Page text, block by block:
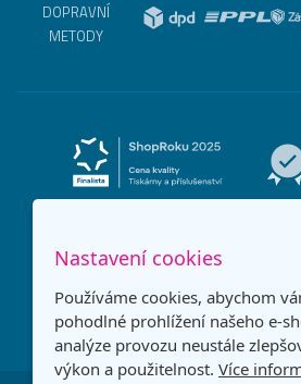
DOPRAVNÍ
METODY
Nastavení cookies
Používáme cookies, abychom
pohodlné prohlížení našeho e-
analýze provozu neustále
výkon a použitelnost. Více